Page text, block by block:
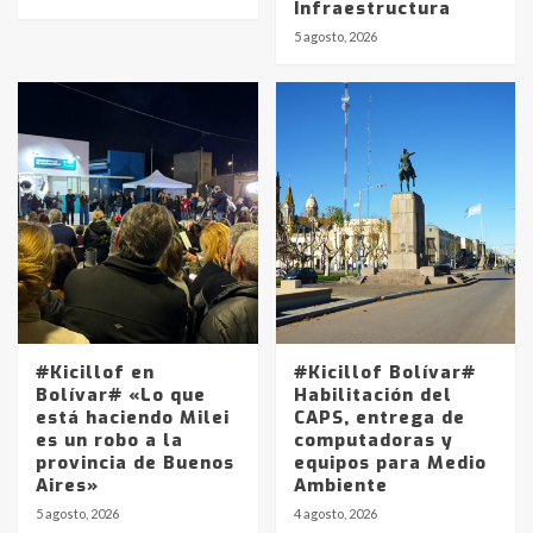
Infraestructura
5 agosto, 2026
#Kicillof en
Bolívar# «Lo que
está haciendo Milei
es un robo a la
provincia de Buenos
Aires»
5 agosto, 2026
#Kicillof Bolívar#
Habilitación del
CAPS, entrega de
computadoras y
equipos para Medio
Ambiente
4 agosto, 2026